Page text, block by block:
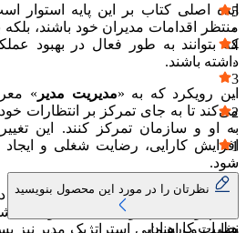
ایده اصلی کتاب بر این پایه استوار
منتظر اقدامات مدیران خود باشند، بلکه
که بتوانند به طور فعال در بهبود
داشته باشند.
این رویکرد که به «مدیریت مدیر »
می‌کند تا به جای تمرکز بر انتظارات
به او و سازمان تمرکز کنند. این
افزایش کارایی، رضایت شغلی و
شود.
کتاب «مدیر خود را مدیریت کنید» تاکید
انجام وظایف محول شده محدود
هدایت و راهنمایی استراتژیک مدیر نیز
5
۰
4
۰
3
۰
2
۰
1
۰
نظرتان را در مورد این محصول بنویسید
نظرات کاربران